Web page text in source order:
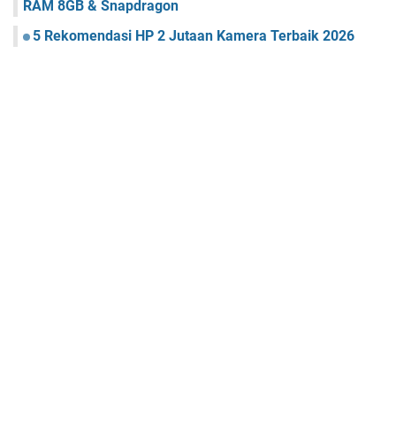
RAM 8GB & Snapdragon
5 Rekomendasi HP 2 Jutaan Kamera Terbaik 2026